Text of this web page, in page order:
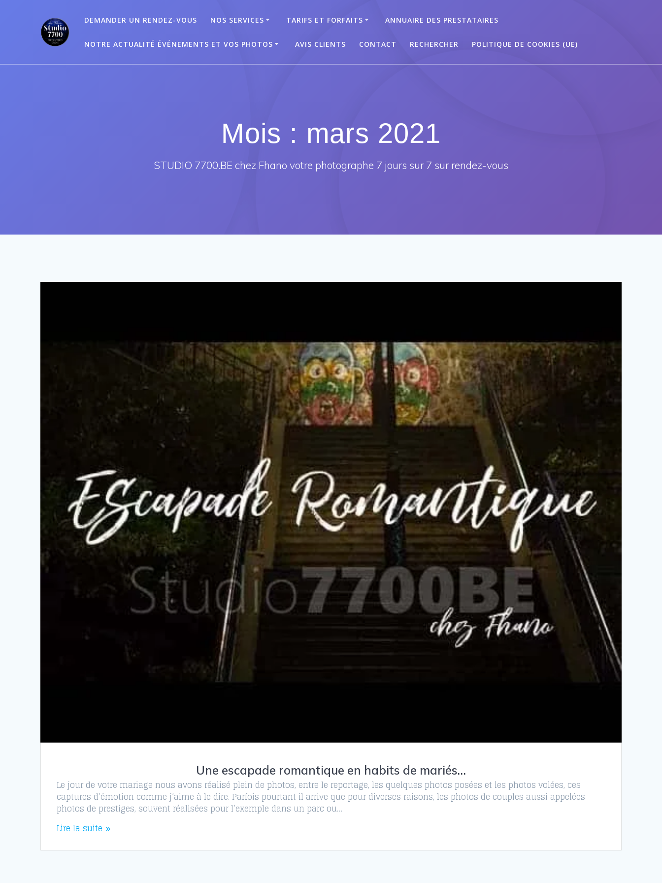
DEMANDER UN RENDEZ-VOUS NOS SERVICES TARIFS ET FORFAITS ANNUAIRE DES PRESTATAIRES
NOTRE ACTUALITÉ ÉVÉNEMENTS ET VOS PHOTOS AVIS CLIENTS CONTACT RECHERCHER POLITIQUE DE COOKIES (UE)
Mois : mars 2021
STUDIO 7700.BE chez Fhano votre photographe 7 jours sur 7 sur rendez-vous
Une escapade romantique en habits de mariés…
Le jour de votre mariage nous avons réalisé plein de photos, entre le reportage, les quelques photos posées et les photos volées, ces
captures d’émotion comme j’aime à le dire. Parfois pourtant il arrive que pour diverses raisons, les photos de couples aussi appelées
photos de prestiges, souvent réalisées pour l’exemple dans un parc ou…
Lire la suite